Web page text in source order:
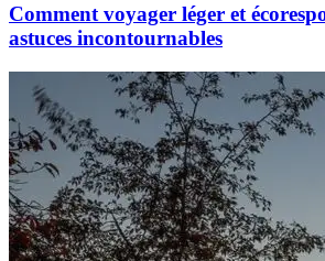
Comment voyager léger et
astuces incontournables